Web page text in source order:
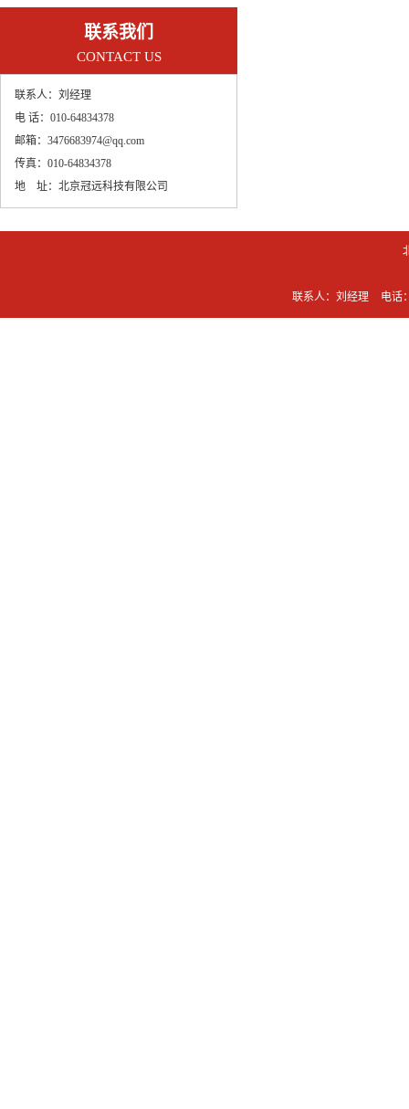
联系我们
CONTACT US
联系人： 刘经理
电 话： 010-64834378
邮箱： 3476683974@qq.com
传真： 010-64834378
地 址： 北京冠远科技有限公司
联系人：刘经理 电话